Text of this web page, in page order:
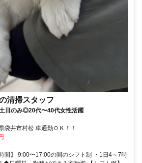
清掃スタッフ
日のみ◎20代〜40代女性活躍
袋井市村松 車通勤ＯＫ！！
間】 9:00〜17:00の間のシフト制 ・1日4～7時